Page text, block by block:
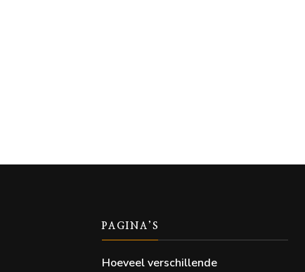
PAGINA’S
Hoeveel verschillende